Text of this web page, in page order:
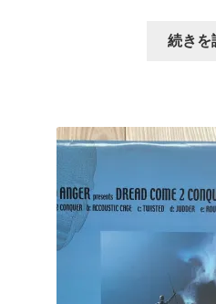
続きを